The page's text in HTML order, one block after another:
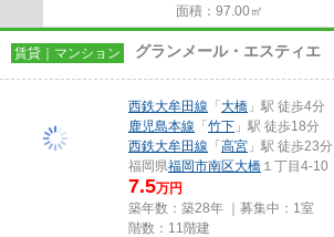
面積：97.00㎡
賃貸｜マンション グランメール・エスティエ
西鉄大牟田線 「大橋 」駅 徒歩4分
鹿児島本線 「竹下 」駅 徒歩18分
西鉄大牟田線 「高宮 」駅 徒歩23分
福岡県福岡市南区大橋 １丁目4-10
7.5万円
築年数：築28年 ｜募集中： 1室
階数：11階建